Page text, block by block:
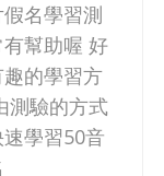
名學習測
幫助喔 好
的學習方
測驗的方式
學習50音